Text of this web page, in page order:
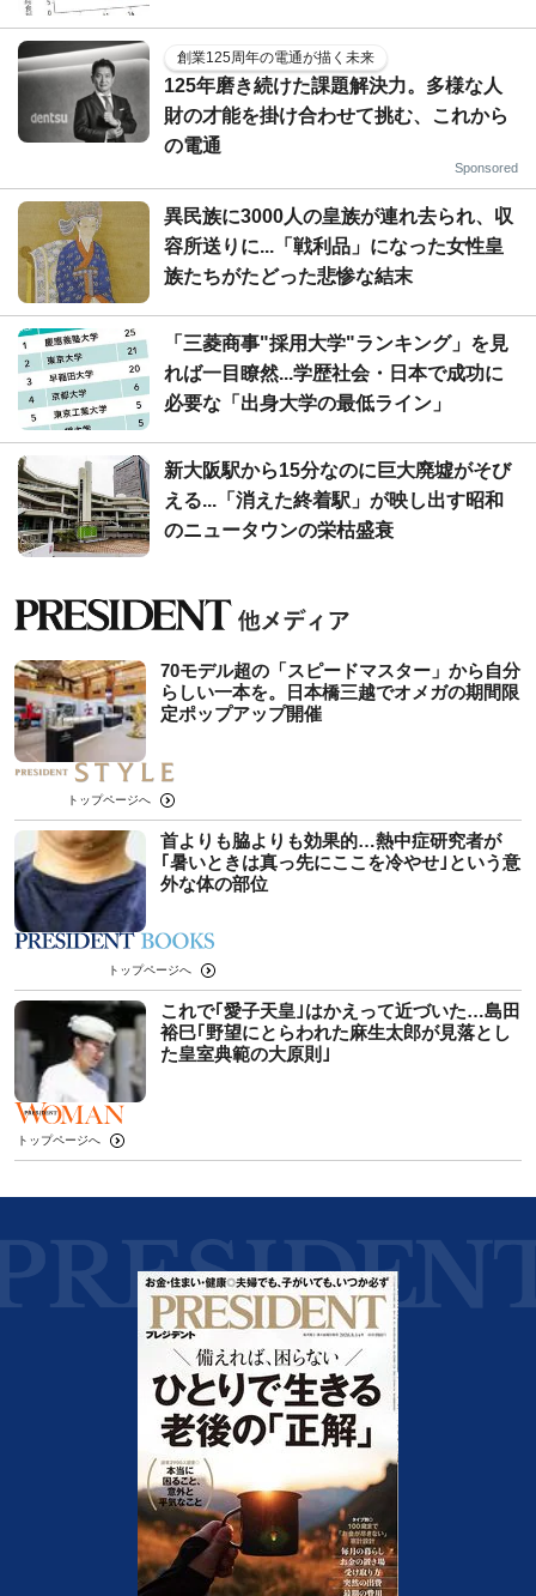
創業125周年の電通が描く未来
125年磨き続けた課題解決力。多様な人
財の才能を掛け合わせて挑む、これから
の電通
Sponsored
異民族に3000人の皇族が連れ去られ、収
容所送りに...「戦利品」になった女性皇
族たちがたどった悲惨な結末
「三菱商事"採用大学"ランキング」を見
れば一目瞭然...学歴社会・日本で成功に
必要な「出身大学の最低ライン」
新大阪駅から15分なのに巨大廃墟がそび
える...「消えた終着駅」が映し出す昭和
のニュータウンの栄枯盛衰
70モデル超の「スピードマスター」から自分
らしい一本を。日本橋三越でオメガの期間限
定ポップアップ開催
トップページへ
首よりも脇よりも効果的…熱中症研究者が
｢暑いときは真っ先にここを冷やせ｣という意
外な体の部位
トップページへ
これで｢愛子天皇｣はかえって近づいた…島田
裕巳｢野望にとらわれた麻生太郎が見落とし
た皇室典範の大原則｣
トップページへ